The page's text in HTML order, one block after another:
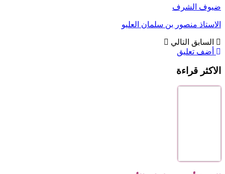
ضيوف الشرف
الاستاذ منصور بن سلمان العليو
السابق التالي
أضف تعليق
الاكثر قراءة